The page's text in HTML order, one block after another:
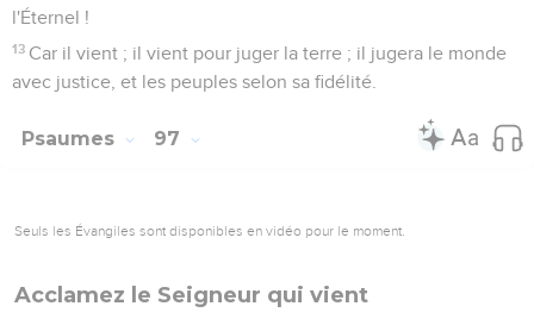
l'Éternel !
13 Car il vient ; il vient pour juger la terre ; il jugera le monde
avec justice, et les peuples selon sa fidélité.
Psaumes 97
Seuls les Évangiles sont disponibles en vidéo pour le moment.
Acclamez le Seigneur qui vient